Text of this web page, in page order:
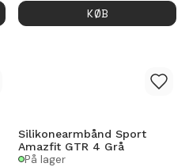
KØB
Silikonearmbånd Sport
Amazfit GTR 4 Grå
På lager